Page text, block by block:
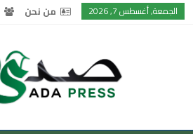
الجمعة, أغسطس 7, 2026 من نحن